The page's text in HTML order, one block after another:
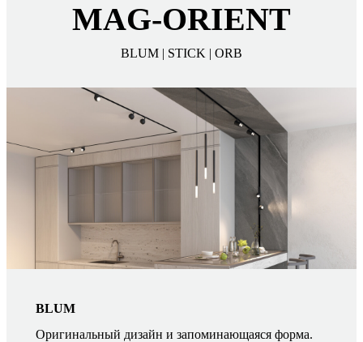
MAG-ORIENT
BLUM | STICK | ORB
BLUM
Оригинальный дизайн и запоминающаяся форма.